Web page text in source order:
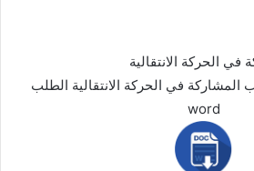
الحركة الانتقالية
في الحركة الانتقالية الطلب
word